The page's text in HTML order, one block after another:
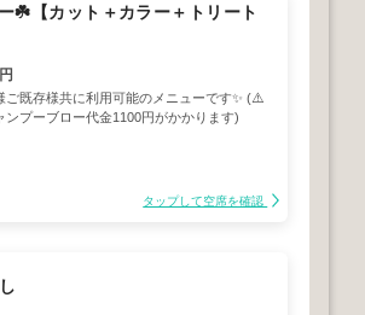
☘️【カット＋カラー＋トリート
ご既存様共に利用可能のメニューです✨ (⚠️
ンプーブロー代金1100円がかかります)
タップして空席を確認